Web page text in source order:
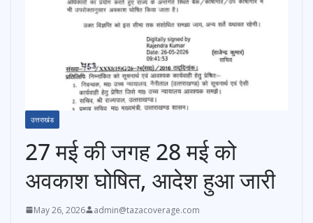
उत्तराखंड
27 मई की जगह 28 मई को
अवकाश घोषित, आदेश हुआ जारी
May 26, 2026 admin@tazacoverage.com